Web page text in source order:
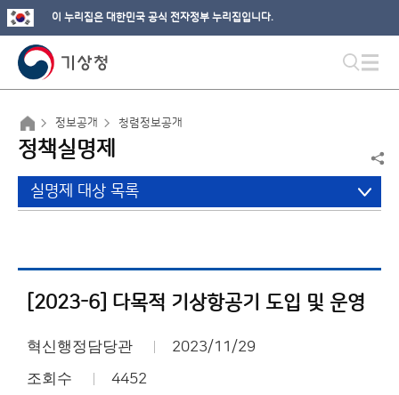
이 누리집은 대한민국 공식 전자정부 누리집입니다.
정보공개 청렴정보공개
정책실명제
실명제 대상 목록
[2023-6] 다목적 기상항공기 도입 및 운영
혁신행정담당관 2023/11/29
조회수 4452